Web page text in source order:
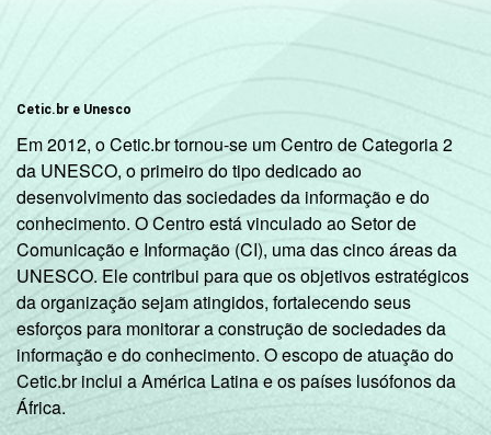
Cetic.br e Unesco
Em 2012, o Cetic.br tornou-se um Centro de Categoria 2
da UNESCO, o primeiro do tipo dedicado ao
desenvolvimento das sociedades da informação e do
conhecimento. O Centro está vinculado ao Setor de
Comunicação e Informação (CI), uma das cinco áreas da
UNESCO. Ele contribui para que os objetivos estratégicos
da organização sejam atingidos, fortalecendo seus
esforços para monitorar a construção de sociedades da
informação e do conhecimento. O escopo de atuação do
Cetic.br inclui a América Latina e os países lusófonos da
África.